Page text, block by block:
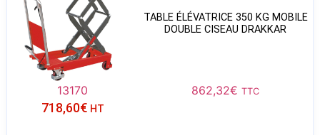
TABLE ÉLÉVATRICE 350 KG MOBILE
DOUBLE CISEAU DRAKKAR
13170 862,32€ TTC
718,60€ HT